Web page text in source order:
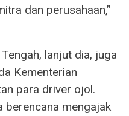
dan perusahaan,”
lanjut dia, juga
Kementerian
para driver ojol.
berencana mengajak